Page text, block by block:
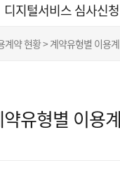
디지털서비스 심사신청
약 현황 > 계약유형별 이용
유형별 이용